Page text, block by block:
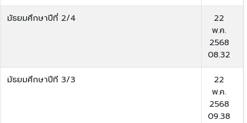
มัธยมศึกษาปีที่ 2/4
22
พ.ค.
2568
08.32
มัธยมศึกษาปีที 3/3
22
พ.ค.
2568
09.38